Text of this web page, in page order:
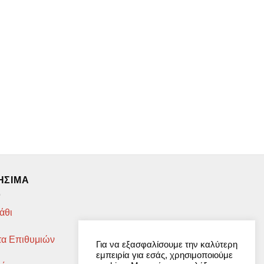
Επιθυμιών
Για να εξασφαλίσουμε την καλύτερη
εμπειρία για εσάς, χρησιμοποιούμε